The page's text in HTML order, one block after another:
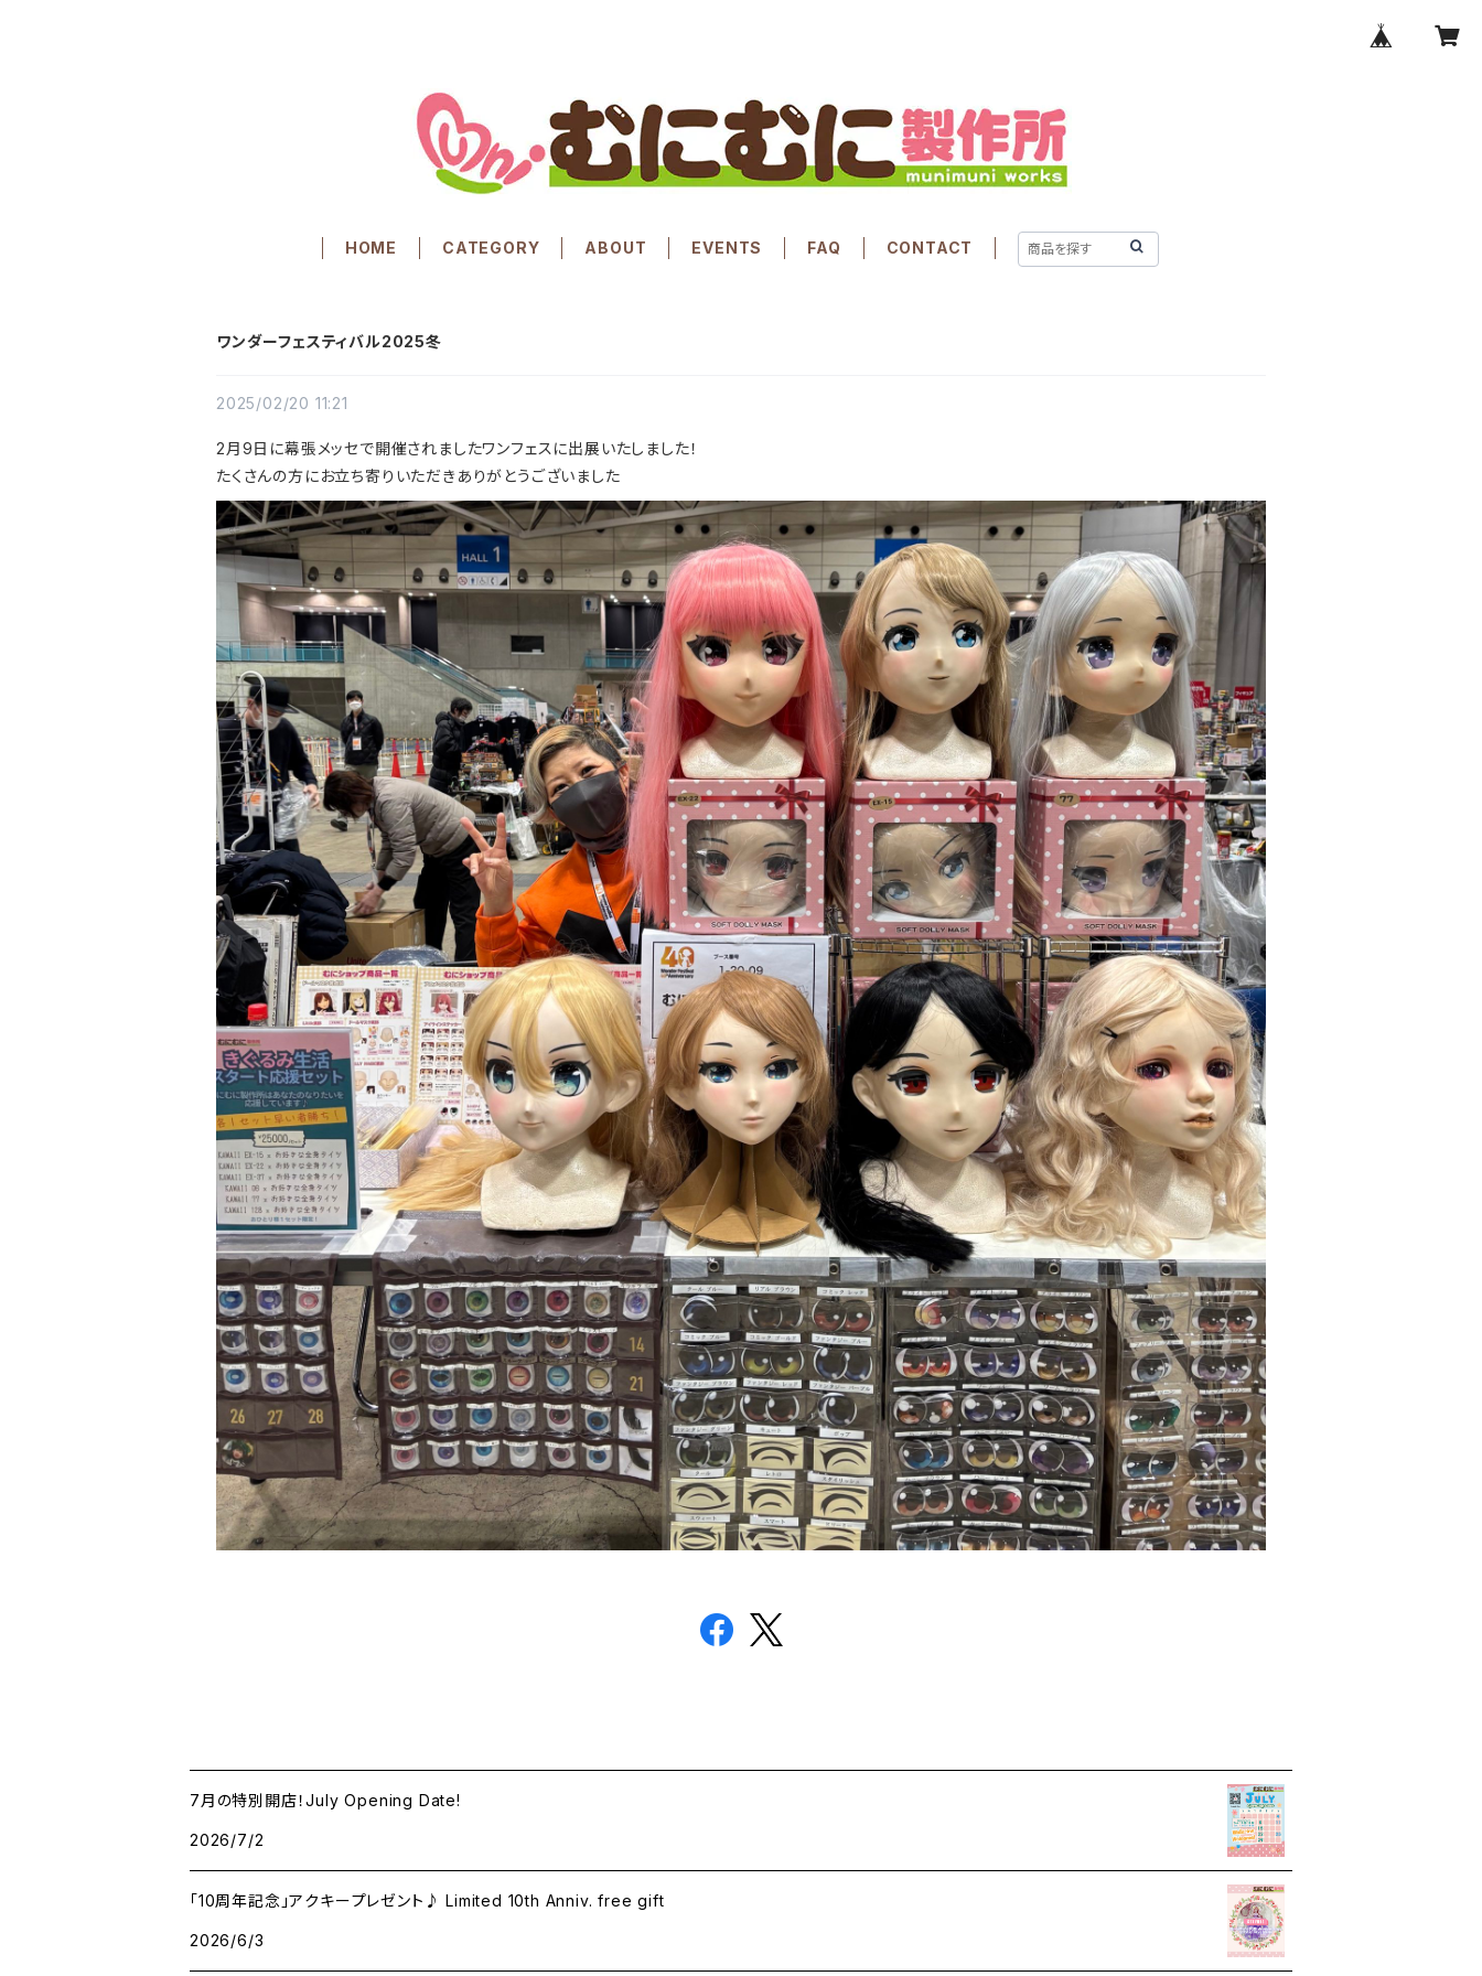
HOME CATEGORY ABOUT EVENTS FAQ CONTACT
ワンダーフェスティバル2025冬
2025/02/20 11:21
2月9日に幕張メッセで開催されましたワンフェスに出展いたしました！
たくさんの方にお立ち寄りいただきありがとうございました
7月の特別開店！July Opening Date!
2026/7/2
「10周年記念」アクキープレゼント♪ Limited 10th Anniv. free gift
2026/6/3